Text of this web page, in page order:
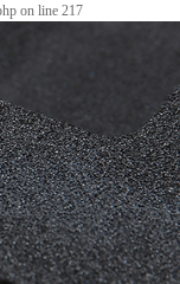
on line 217